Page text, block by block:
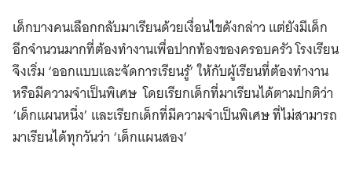
เด็กบางคนเลือกกลับมาเรียนด้วยเงื่อนไขดังกล่าว แต่ยังมีเด็ก
อีกจำนวนมากที่ต้องทำงานเพื่อปากท้องของครอบครัว โรงเรียน
จึงเริ่ม ‘ออกแบบและจัดการเรียนรู้’ ให้กับผู้เรียนที่ต้องทำงาน
หรือมีความจำเป็นพิเศษ โดยเรียกเด็กที่มาเรียนได้ตามปกติว่า
‘เด็กแผนหนึ่ง’ และเรียกเด็กที่มีความจำเป็นพิเศษ ที่ไม่สามารถ
มาเรียนได้ทุกวันว่า ‘เด็กแผนสอง’